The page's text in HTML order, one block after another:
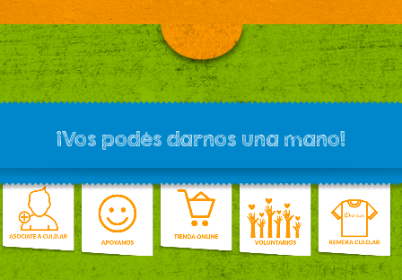
¡Vos podés darnos una mano!